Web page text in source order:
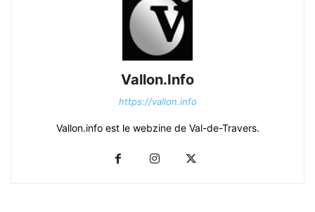
Vallon.Info
https://vallon.info
Vallon.info est le webzine de Val-de-Travers.